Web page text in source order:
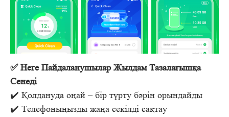
✅ Неге Пайдаланушылар Жылдам Тазалағышқа
Сенеді
✔️ Қолдануда оңай – бір түрту бәрін орындайды
✔️ Телефоныңызды жаңа секілді сақтау